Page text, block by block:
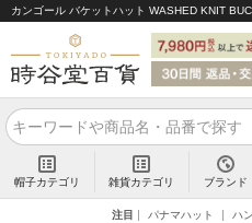
帽子カテゴリ 雑貨カテゴリ ブランド
注目 パナマハット ハ